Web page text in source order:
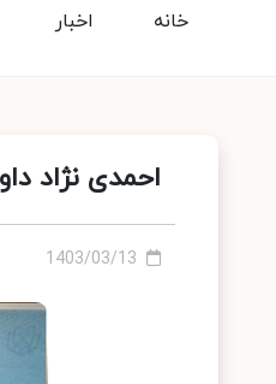
اخبار خانه
احمدی‌ نژاد
1403/03/13